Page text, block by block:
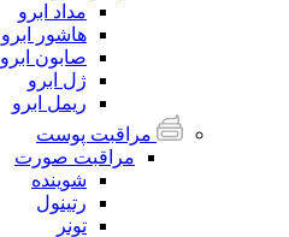
مداد ابرو
هاشور ابرو
صابون ابرو
ژل ابرو
ریمل ابرو
مراقبت پوست
مراقبت صورت
شوینده
رتینول
تونر